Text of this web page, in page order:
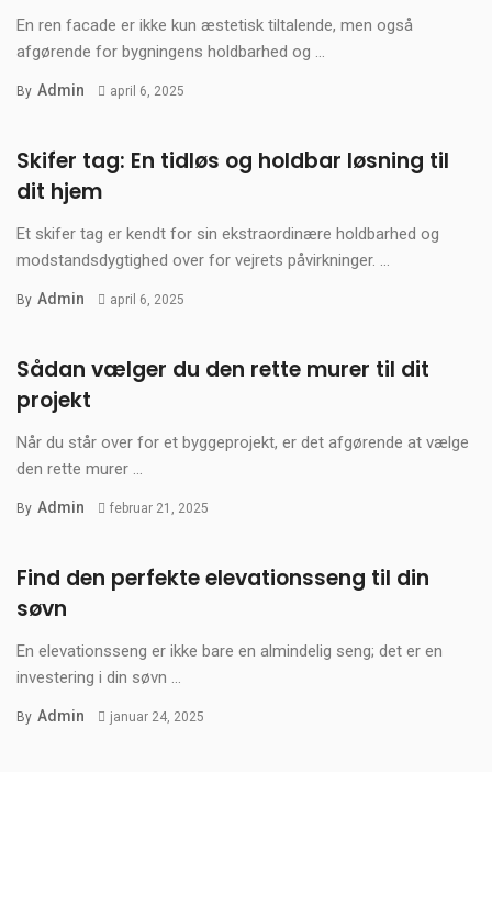
En ren facade er ikke kun æstetisk tiltalende, men også
afgørende for bygningens holdbarhed og ...
By Admin april 6, 2025
Skifer tag: En tidløs og holdbar løsning til
dit hjem
Et skifer tag er kendt for sin ekstraordinære holdbarhed og
modstandsdygtighed over for vejrets påvirkninger. ...
By Admin april 6, 2025
Sådan vælger du den rette murer til dit
projekt
Når du står over for et byggeprojekt, er det afgørende at vælge
den rette murer ...
By Admin februar 21, 2025
Find den perfekte elevationsseng til din
søvn
En elevationsseng er ikke bare en almindelig seng; det er en
investering i din søvn ...
By Admin januar 24, 2025